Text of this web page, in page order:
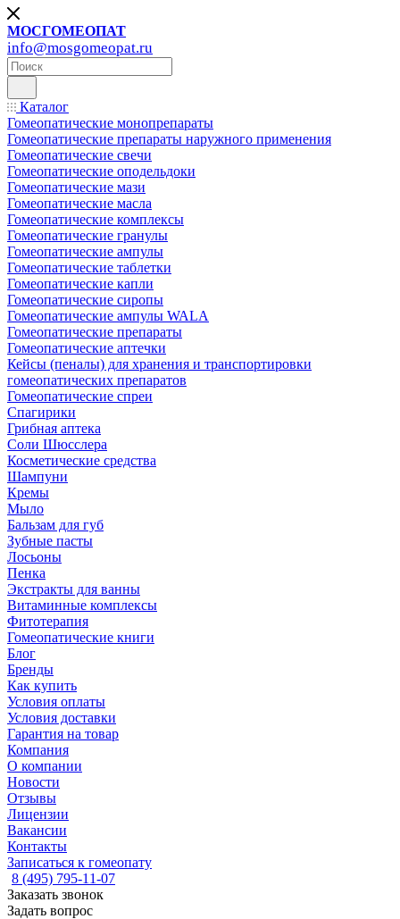
МОСГОМЕОПАТ
info@mosgomeopat.ru
Каталог
Гомеопатические монопрепараты
Гомеопатические препараты наружного применения
Гомеопатические свечи
Гомеопатические оподельдоки
Гомеопатические мази
Гомеопатические масла
Гомеопатические комплексы
Гомеопатические гранулы
Гомеопатические ампулы
Гомеопатические таблетки
Гомеопатические капли
Гомеопатические сиропы
Гомеопатические ампулы WALA
Гомеопатические препараты
Гомеопатические аптечки
Кейсы (пеналы) для хранения и транспортировки
гомеопатических препаратов
Гомеопатические спреи
Спагирики
Грибная аптека
Соли Шюсслера
Косметические средства
Шампуни
Кремы
Мыло
Бальзам для губ
Зубные пасты
Лосьоны
Пенка
Экстракты для ванны
Витаминные комплексы
Фитотерапия
Гомеопатические книги
Блог
Бренды
Как купить
Условия оплаты
Условия доставки
Гарантия на товар
Компания
О компании
Новости
Отзывы
Лицензии
Вакансии
Контакты
Записаться к гомеопату
8 (495) 795-11-07
Заказать звонок
Задать вопрос